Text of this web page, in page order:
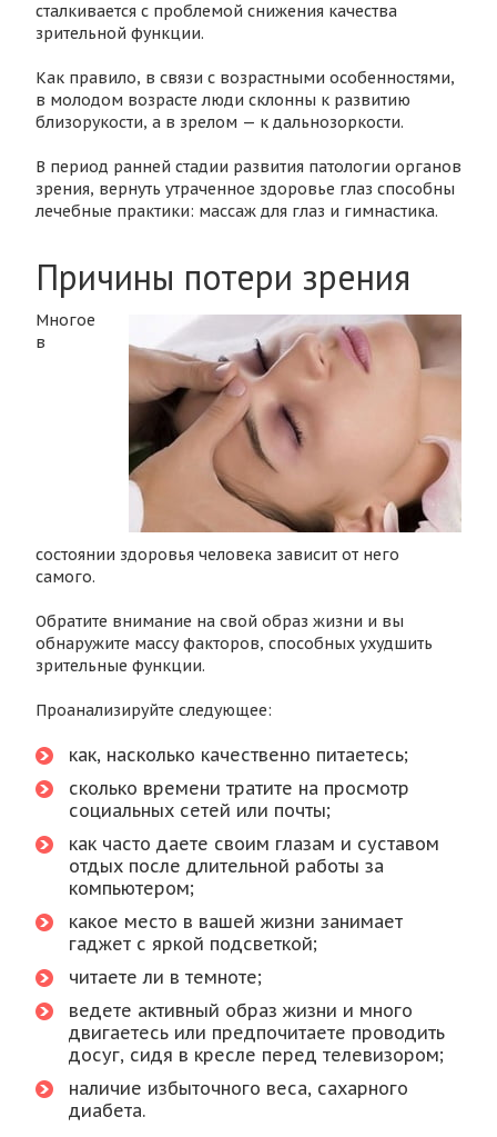
сталкивается с проблемой снижения качества
зрительной функции.
Как правило, в связи с возрастными особенностями,
в молодом возрасте люди склонны к развитию
близорукости, а в зрелом — к дальнозоркости.
В период ранней стадии развития патологии органов
зрения, вернуть утраченное здоровье глаз способны
лечебные практики: массаж для глаз и гимнастика.
Причины потери зрения
Многое
в
состоянии здоровья человека зависит от него
самого.
Обратите внимание на свой образ жизни и вы
обнаружите массу факторов, способных ухудшить
зрительные функции.
Проанализируйте следующее:
как, насколько качественно питаетесь;
сколько времени тратите на просмотр
социальных сетей или почты;
как часто даете своим глазам и суставом
отдых после длительной работы за
компьютером;
какое место в вашей жизни занимает
гаджет с яркой подсветкой;
читаете ли в темноте;
ведете активный образ жизни и много
двигаетесь или предпочитаете проводить
досуг, сидя в кресле перед телевизором;
наличие избыточного веса, сахарного
диабета.